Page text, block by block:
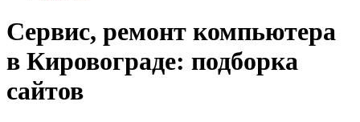
Сервис, ремонт компьютера
в Кировограде: подборка
сайтов